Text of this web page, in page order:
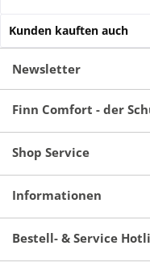
Kunden kauften auch
Newsletter
Finn Comfort - der
Shop Service
Informationen
Bestell- & Service